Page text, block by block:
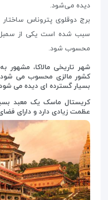
دیده می‌شود.
برج دوقلوی پتروناس
سبب شده است یکی از
محسوب شود.
شهر تاریخی مالاکا، مشهور
کشور مالزی محسوب می شود
بسیار گسترده ای دیده می
کریستال ماسک یک معبد
عظمت زیادی دارد و دارای